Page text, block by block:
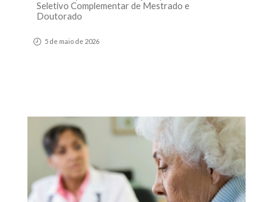
Seletivo Complementar de Mestrado e
Doutorado
5 de maio de 2026